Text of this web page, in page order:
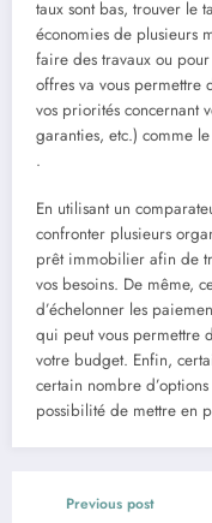
taux sont bas, trouver le
économies de plusieurs
faire des travaux ou
offres va vous permettre
vos priorités concernant
garanties, etc.) comme
.
En utilisant un
confronter plusieurs
prêt immobilier afin de
vos besoins. De même,
d’échelonner les
qui peut vous permettre
votre budget. Enfin,
certain nombre
possibilité de mettre en
Previous post